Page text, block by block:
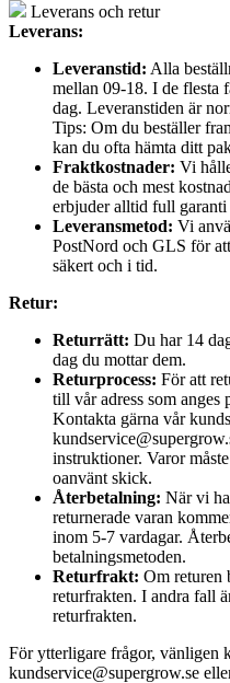
Leverans och retur
Leverans:
Leveranstid: Alla
mellan 09-18. I de flesta
dag. Leveranstiden är
Tips: Om du beställer
kan du ofta hämta ditt
Fraktkostnader: Vi
de bästa och mest
erbjuder alltid full garanti
Leveransmetod: Vi
PostNord och GLS för
säkert och i tid.
Retur:
Returrätt: Du har 14
dag du mottar dem.
Returprocess: För att
till vår adress som anges
Kontakta gärna vår
instruktioner. Varor
oanvänt skick.
Återbetalning: När vi
returnerade varan
inom 5-7 vardagar.
betalningsmetoden.
Returfrakt: Om returen
returfrakten. I andra fall
returfrakten.
För ytterligare frågor, vänligen
kundservice@supergrow.se